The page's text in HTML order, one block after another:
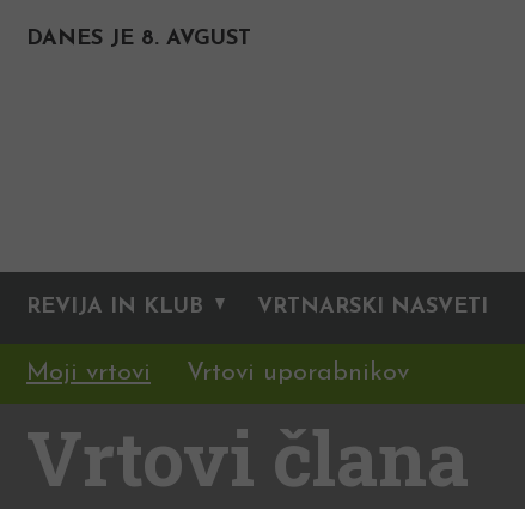
DANES JE 8. AVGUST
REVIJA IN KLUB VRTNARSKI NASVETI
Moji vrtovi Vrtovi uporabnikov
Vrtovi člana